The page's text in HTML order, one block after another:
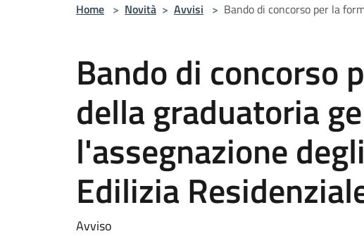
Home > Novità > Avvisi > Bando di concorso per la
Bando di concorso
della graduatoria
l'assegnazione
Edilizia
Avviso